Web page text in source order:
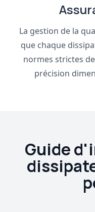
La gestion de la
que chaque
normes strictes
précision
Guide